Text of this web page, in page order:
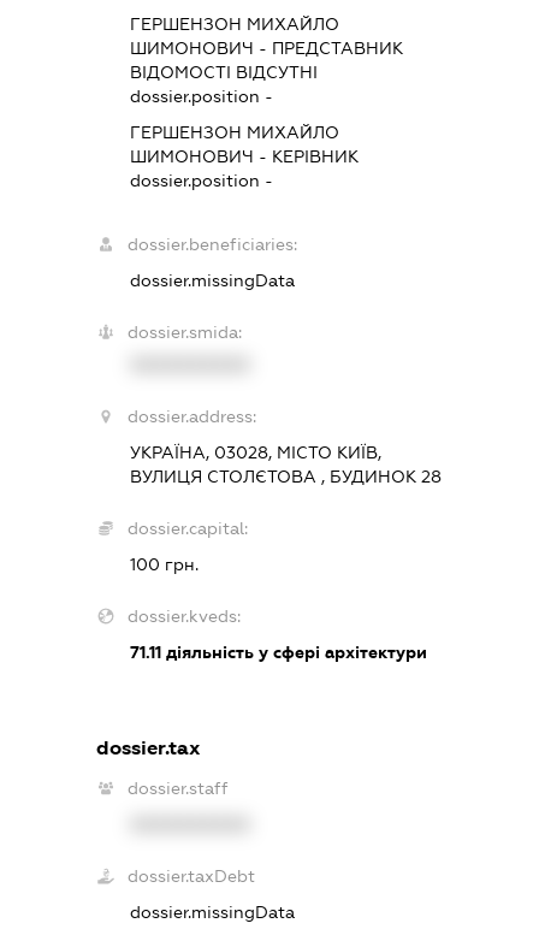
ГЕРШЕНЗОН МИХАЙЛО
ШИМОНОВИЧ - ПРЕДСТАВНИК
ВІДОМОСТІ ВІДСУТНІ
dossier.position -
ГЕРШЕНЗОН МИХАЙЛО
ШИМОНОВИЧ - КЕРІВНИК
dossier.position -
dossier.beneficiaries:
dossier.missingData
dossier.smida:
dossier.address:
УКРАЇНА, 03028, МІСТО КИЇВ,
ВУЛИЦЯ СТОЛЄТОВА , БУДИНОК 28
dossier.capital:
100 грн.
dossier.kveds:
71.11діяльність у сфері архітектури
dossier.tax
dossier.staff
dossier.taxDebt
dossier.missingData